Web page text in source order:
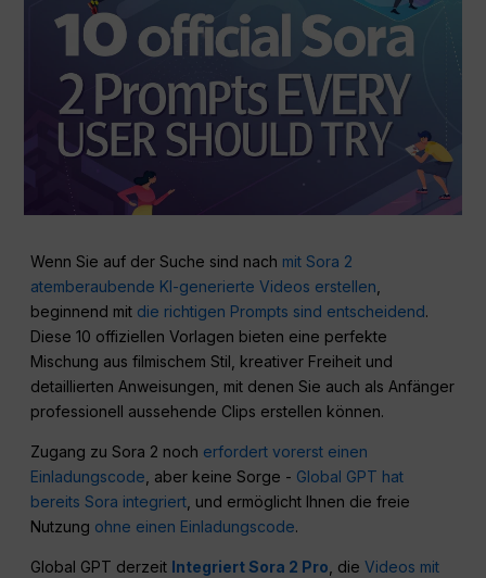
Wenn Sie auf der Suche sind nach mit Sora 2
atemberaubende KI-generierte Videos erstellen
beginnend mit die richtigen Prompts sind entscheidend.
Diese 10 offiziellen Vorlagen bieten eine perfekte
Mischung aus filmischem Stil, kreativer Freiheit und
detaillierten Anweisungen, mit denen Sie auch als Anfänger
professionell aussehende Clips erstellen können.
Zugang zu Sora 2 noch erfordert vorerst einen
Einladungscode , aber keine Sorge - Global GPT hat
bereits Sora integriert , und ermöglicht Ihnen die freie
Nutzung ohne einen Einladungscode.
Global GPT derzeit Integriert Sora 2 Pro, dieVideos mit